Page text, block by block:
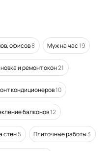
офисов8 Муж на час19
и ремонт окон21
кондиционеров10
балконов12
стен5 Плиточные работы3